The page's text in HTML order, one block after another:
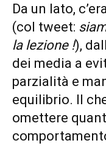
Da un lato,
(col tweet:
la lezione !),
dei media a
parzialità e
equilibrio. Il
omettere